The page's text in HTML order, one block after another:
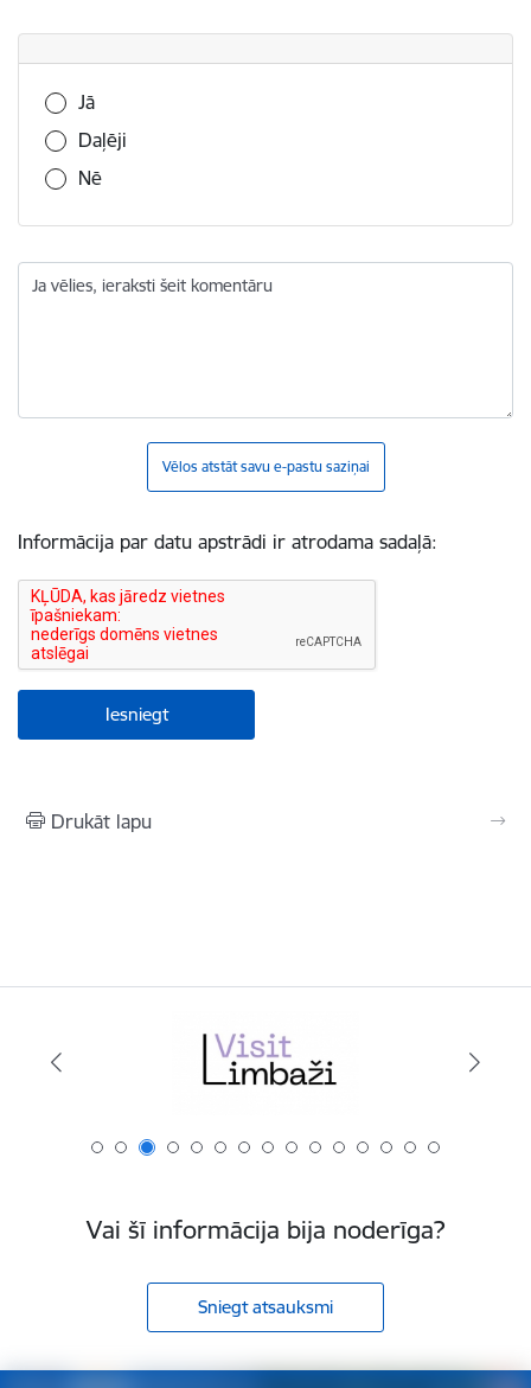
Vai šī informācija bija noderīga?
Jā
Daļēji
Nē
Ja vēlies, ieraksti šeit komentāru
Vēlos atstāt savu e-pastu saziņai
Informācija par datu apstrādi ir atrodama sadaļā:
Drukāt lapu
Vai šī informācija bija noderīga?
Sniegt atsauksmi